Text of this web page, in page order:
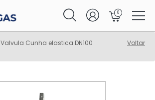
0
Valvula Cunha elastica DN100
Voltar